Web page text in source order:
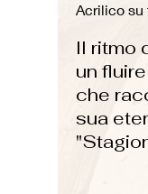
Acrilico su
Il ritmo
un
che
sua